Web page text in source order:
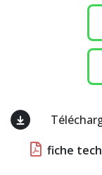
fiche